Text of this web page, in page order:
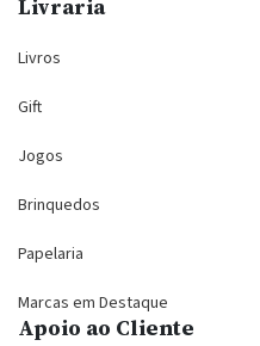
Livraria
Livros
Gift
Jogos
Brinquedos
Papelaria
Marcas em Destaque
Apoio ao Cliente